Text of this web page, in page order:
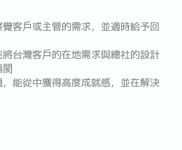
客戶或主管的需求，並適時給予回
將台灣客戶的在地需求與總社的設計
，能從中獲得高度成就感，並在解決